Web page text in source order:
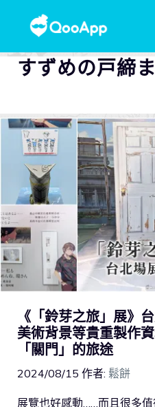
すずめの戸締
《「鈴芽之旅」展》
美術背景等貴重製作
「關門」的旅途
2024/08/15 作者: 鬆餅
展覽也好感動……而且很多